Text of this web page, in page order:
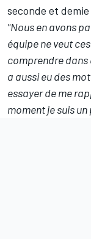
seconde et
"Nous en avons
équipe ne veut
comprendre dans
a aussi eu des
essayer de me
moment je suis